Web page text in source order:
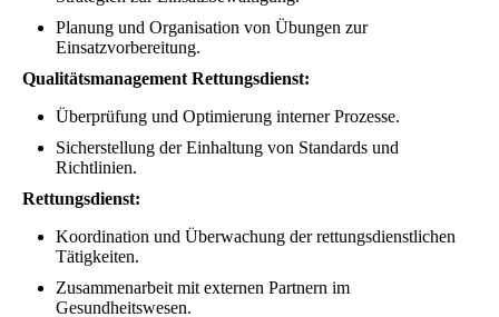
Planung und Organisation von Übungen zur
Einsatzvorbereitung.
Qualitätsmanagement Rettungsdienst:
Überprüfung und Optimierung interner Prozesse.
Sicherstellung der Einhaltung von Standards und
Richtlinien.
Rettungsdienst:
Koordination und Überwachung der rettungsdienstlichen
Tätigkeiten.
Zusammenarbeit mit externen Partnern im
Gesundheitswesen.